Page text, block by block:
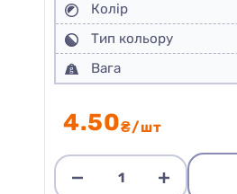
4.50₴/шт
Колір
Тип кольору
Вага